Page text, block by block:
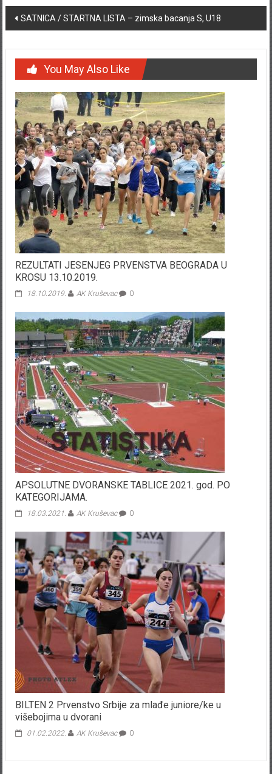
Post navigation
SATNICA / STARTNA LISTA – zimska bacanja S, U18
You May Also Like
REZULTATI JESENJEG PRVENSTVA BEOGRADA U
KROSU 13.10.2019.
18.10.2019. AK Kruševac 0
APSOLUTNE DVORANSKE TABLICE 2021. god. PO
KATEGORIJAMA.
18.03.2021. AK Kruševac 0
BILTEN 2 Prvenstvo Srbije za mlađe juniore/ke u
višebojima u dvorani
01.02.2022. AK Kruševac 0